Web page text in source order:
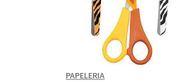
PAPELERIA